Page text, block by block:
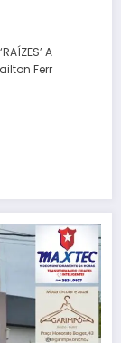
A
Ferr